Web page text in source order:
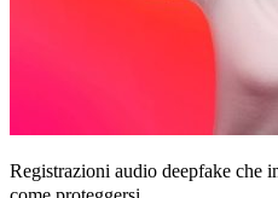
Registrazioni audio deepfake che